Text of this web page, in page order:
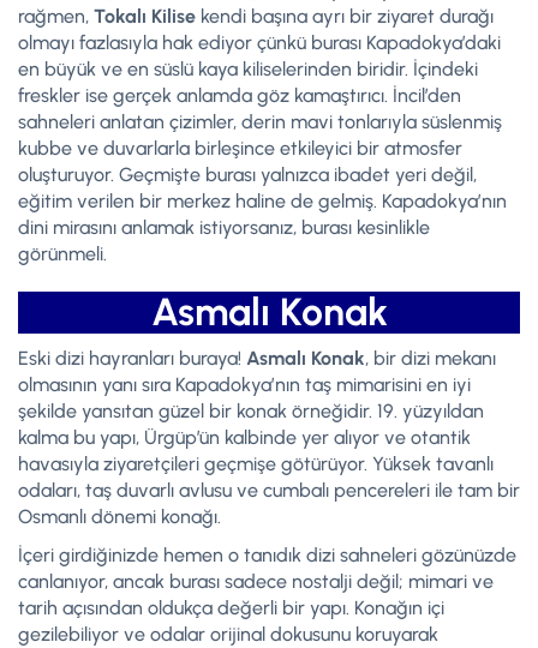
rağmen, Tokalı Kilise kendi başına ayrı bir ziyaret durağı
olmayı fazlasıyla hak ediyor çünkü burası Kapadokya’daki
en büyük ve en süslü kaya kiliselerinden biridir. İçindeki
freskler ise gerçek anlamda göz kamaştırıcı. İncil’den
sahneleri anlatan çizimler, derin mavi tonlarıyla süslenmiş
kubbe ve duvarlarla birleşince etkileyici bir atmosfer
oluşturuyor. Geçmişte burası yalnızca ibadet yeri değil,
eğitim verilen bir merkez haline de gelmiş. Kapadokya’nın
dini mirasını anlamak istiyorsanız, burası kesinlikle
görünmeli.
Asmalı Konak
Eski dizi hayranları buraya! Asmalı Konak, bir dizi mekanı
olmasının yanı sıra Kapadokya’nın taş mimarisini en iyi
şekilde yansıtan güzel bir konak örneğidir. 19. yüzyıldan
kalma bu yapı, Ürgüp’ün kalbinde yer alıyor ve otantik
havasıyla ziyaretçileri geçmişe götürüyor. Yüksek tavanlı
odaları, taş duvarlı avlusu ve cumbalı pencereleri ile tam bir
Osmanlı dönemi konağı.
İçeri girdiğinizde hemen o tanıdık dizi sahneleri gözünüzde
canlanıyor, ancak burası sadece nostalji değil; mimari ve
tarih açısından oldukça değerli bir yapı. Konağın içi
gezilebiliyor ve odalar orijinal dokusunu koruyarak